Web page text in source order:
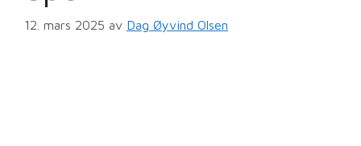
12. mars 2025 av Dag Øyvind Olsen